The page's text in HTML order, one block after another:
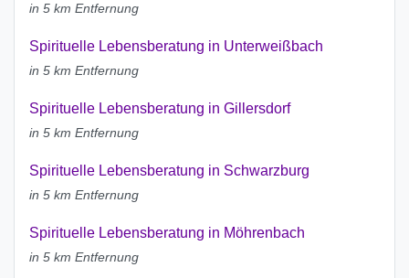
in 5 km Entfernung
Spirituelle Lebensberatung in Unterweißbach
in 5 km Entfernung
Spirituelle Lebensberatung in Gillersdorf
in 5 km Entfernung
Spirituelle Lebensberatung in Schwarzburg
in 5 km Entfernung
Spirituelle Lebensberatung in Möhrenbach
in 5 km Entfernung